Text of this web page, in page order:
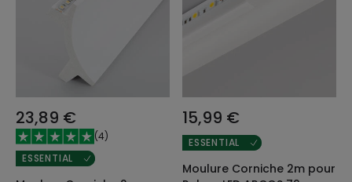
23,89 €
(4)
ESSENTIAL
15,99 €
ESSENTIAL
Moulure Corniche 2m pour